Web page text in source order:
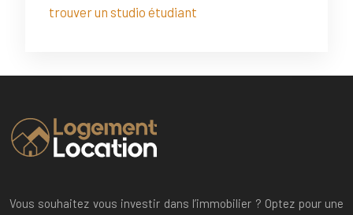
trouver un studio étudiant
Vous souhaitez vous investir dans l’immobilier ? Optez pour une